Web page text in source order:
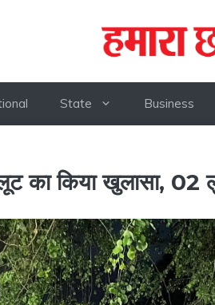
State Business
का किया खुलासा, 02